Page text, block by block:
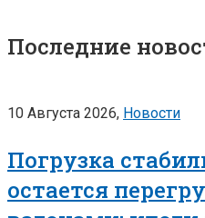
Последние
10 Августа 2026, Новости
Погрузка
остается